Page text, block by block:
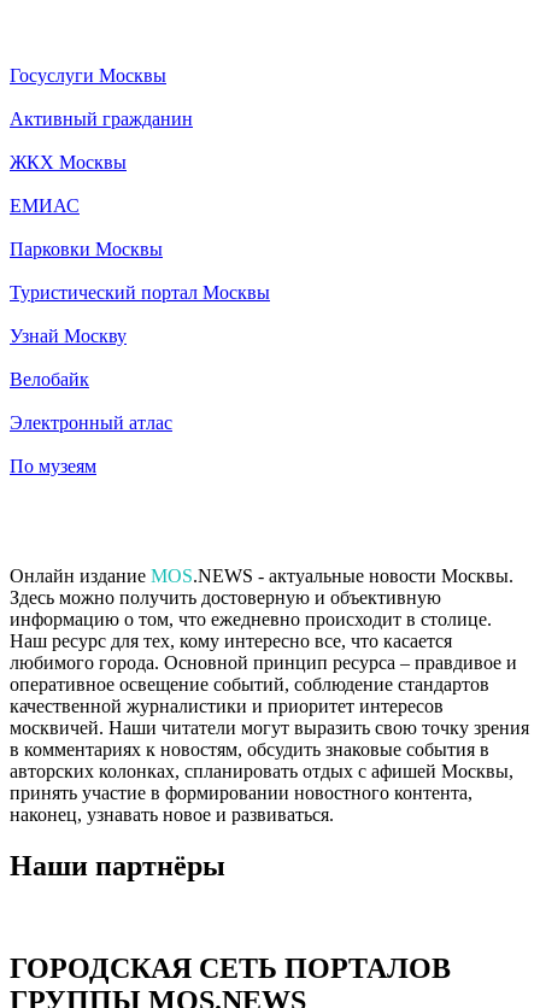
Госуслуги Москвы
Активный гражданин
ЖКХ Москвы
ЕМИАС
Парковки Москвы
Туристический портал Москвы
Узнай Москву
Велобайк
Электронный атлас
По музеям
Онлайн издание MOS.NEWS - актуальные новости Москвы.
Здесь можно получить достоверную и объективную
информацию о том, что ежедневно происходит в столице.
Наш ресурс для тех, кому интересно все, что касается
любимого города. Основной принцип ресурса – правдивое и
оперативное освещение событий, соблюдение стандартов
качественной журналистики и приоритет интересов
москвичей. Наши читатели могут выразить свою точку зрения
в комментариях к новостям, обсудить знаковые события в
авторских колонках, спланировать отдых с афишей Москвы,
принять участие в формировании новостного контента,
наконец, узнавать новое и развиваться.
Наши партнёры
ГОРОДСКАЯ СЕТЬ ПОРТАЛОВ
ГРУППЫ MOS.NEWS